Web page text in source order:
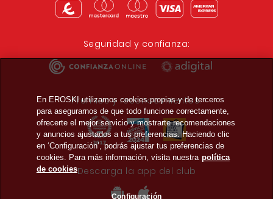
Seguridad y confianza:
Premios y reconocimientos:
Descarga la app del club
En EROSKI utilizamos cookies propias y de terceros
para asegurarnos de que todo funcione correctamente,
ofrecerte el mejor servicio y mostrarte recomendaciones
y anuncios ajustados a tus preferencias. Haciendo clic
en ‘Configuración’, podrás ajustar tus preferencias de
cookies. Para más información, visita nuestra política
de cookies
Configuración